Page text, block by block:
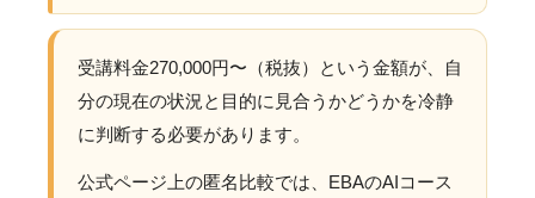
受講料金270,000円〜（税抜）という金額が、自
分の現在の状況と目的に見合うかどうかを冷静
に判断する必要があります。
公式ページ上の匿名比較では、EBAのAIコース